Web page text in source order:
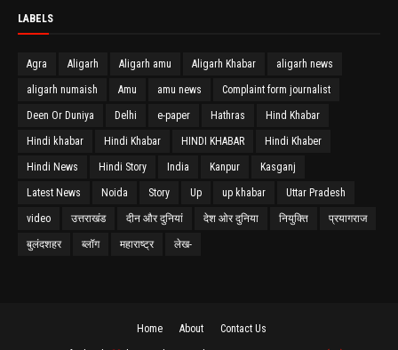
LABELS
Agra Aligarh Aligarh amu Aligarh Khabar aligarh news
aligarh numaish Amu amu news Complaint form journalist
Deen Or Duniya Delhi e-paper Hathras Hind Khabar
Hindi khabar Hindi Khabar HINDI KHABAR Hindi Khaber
Hindi News Hindi Story India Kanpur Kasganj
Latest News Noida Story Up up khabar Uttar Pradesh
video उत्तराखंड दीन और दुनियां देश ओर दुनिया नियुक्ति प्रयागराज
बुलंदशहर ब्लॉग महाराष्ट्र लेख-
Home About Contact Us